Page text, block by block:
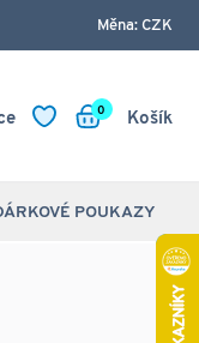
Měna: CZK
Košík
0
POUKAZY